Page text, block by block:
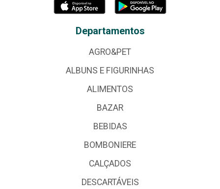
Departamentos
AGRO&PET
ALBUNS E FIGURINHAS
ALIMENTOS
BAZAR
BEBIDAS
BOMBONIERE
CALÇADOS
DESCARTÁVEIS